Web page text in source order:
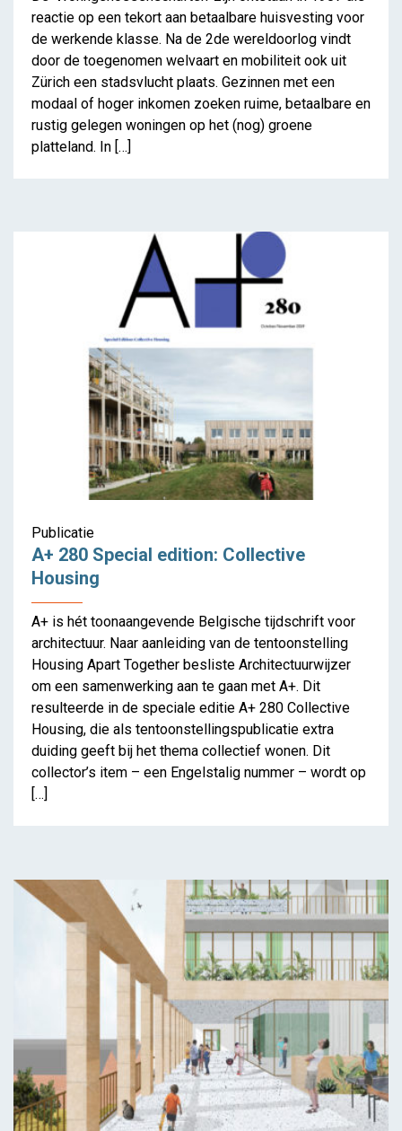
reactie op een tekort aan betaalbare huisvesting voor
de werkende klasse. Na de 2de wereldoorlog vindt
door de toegenomen welvaart en mobiliteit ook uit
Zürich een stadsvlucht plaats. Gezinnen met een
modaal of hoger inkomen zoeken ruime, betaalbare en
rustig gelegen woningen op het (nog) groene
platteland. In […]
Publicatie
A+ 280 Special edition: Collective
Housing
A+ is hét toonaangevende Belgische tijdschrift voor
architectuur. Naar aanleiding van de tentoonstelling
Housing Apart Together besliste Architectuurwijzer
om een samenwerking aan te gaan met A+. Dit
resulteerde in de speciale editie A+ 280 Collective
Housing, die als tentoonstellingspublicatie extra
duiding geeft bij het thema collectief wonen. Dit
collector’s item – een Engelstalig nummer – wordt op
[…]